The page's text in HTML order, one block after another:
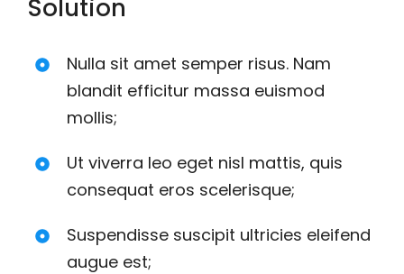
Solution
Nulla sit amet semper risus. Nam
blandit efficitur massa euismod
mollis;
Ut viverra leo eget nisl mattis, quis
consequat eros scelerisque;
Suspendisse suscipit ultricies eleifend
augue est;